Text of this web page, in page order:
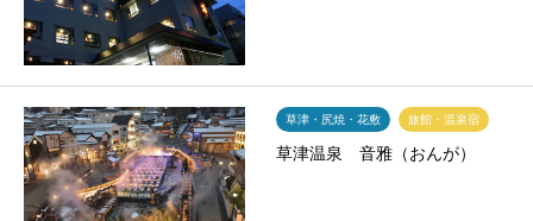
草津・尻焼・花敷 旅館・温泉宿
草津温泉 音雅（おんが）